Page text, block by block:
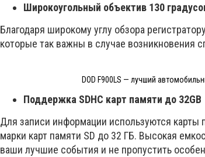
Широкоугольный объектив 130
Благодаря широкому углу обзора
которые так важны в случае возникновения
DOD F900LS — лучший
Поддержка SDHC карт памяти до 32GB
Для записи информации используются карты
марки карт памяти SD до 32 ГБ. Высокая
ваши лучшие события и не пропустить